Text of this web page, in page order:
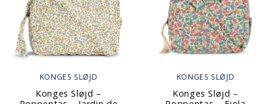
KONGES SLØJD
Konges Sløjd –
KONGES SLØJD
Konges Sløjd –